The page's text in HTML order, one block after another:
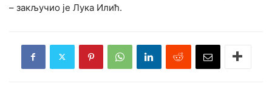
– закључио је Лука Илић.